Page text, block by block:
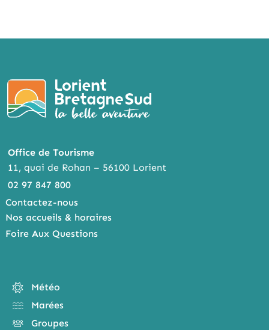
Office de Tourisme
11, quai de Rohan – 56100 Lorient
02 97 847 800
Contactez-nous
Nos accueils & horaires
Foire Aux Questions
Météo
Marées
Groupes